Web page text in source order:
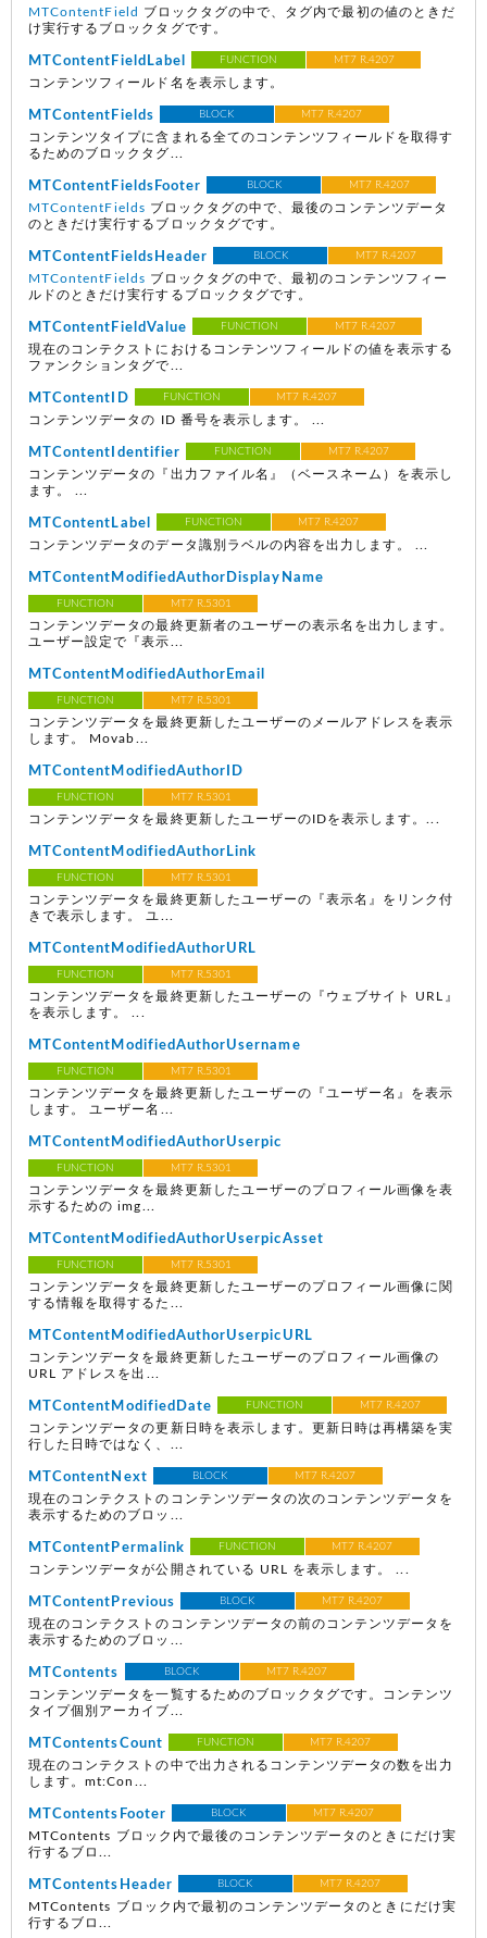
MTContentField
ブロックタグの中で、タグ内で最初の値のときだ
け実行するブロックタグです。
MTContentFieldLabel FUNCTION MT7 R.4207
コンテンツフィールド名を表示します。
MTContentFields BLOCK MT7 R.4207
コンテンツタイプに含まれる全てのコンテンツフィールドを取得す
るためのブロックタグ...
MTContentFieldsFooter BLOCK MT7 R.4207
MTContentFields ブロックタグの中で、最後のコンテンツデータ
のときだけ実行するブロックタグです。
MTContentFieldsHeader BLOCK MT7 R.4207
MTContentFields ブロックタグの中で、最初のコンテンツフィー
ルドのときだけ実行するブロックタグです。
MTContentFieldValue FUNCTION MT7 R.4207
現在のコンテクストにおけるコンテンツフィールドの値を表示する
ファンクションタグで...
MTContentID FUNCTION MT7 R.4207
コンテンツデータの ID 番号を表示します。 ...
MTContentIdentifier FUNCTION MT7 R.4207
コンテンツデータの『出力ファイル名』（ベースネーム）を表示し
ます。 ...
MTContentLabel FUNCTION MT7 R.4207
コンテンツデータのデータ識別ラベルの内容を出力します。 ...
MTContentModifiedAuthorDisplayName
FUNCTION MT7 R.5301
コンテンツデータの最終更新者のユーザーの表示名を出力します。
ユーザー設定で『表示...
MTContentModifiedAuthorEmail
FUNCTION MT7 R.5301
コンテンツデータを最終更新したユーザーのメールアドレスを表示
します。 Movab...
MTContentModifiedAuthorID
FUNCTION MT7 R.5301
コンテンツデータを最終更新したユーザーのIDを表示します。...
MTContentModifiedAuthorLink
FUNCTION MT7 R.5301
コンテンツデータを最終更新したユーザーの『表示名』をリンク付
きで表示します。 ユ...
MTContentModifiedAuthorURL
FUNCTION MT7 R.5301
コンテンツデータを最終更新したユーザーの『ウェブサイト URL』
を表示します。 ...
MTContentModifiedAuthorUsername
FUNCTION MT7 R.5301
コンテンツデータを最終更新したユーザーの『ユーザー名』を表示
します。 ユーザー名...
MTContentModifiedAuthorUserpic
FUNCTION MT7 R.5301
コンテンツデータを最終更新したユーザーのプロフィール画像を表
示するための img...
MTContentModifiedAuthorUserpicAsset
FUNCTION MT7 R.5301
コンテンツデータを最終更新したユーザーのプロフィール画像に関
する情報を取得するた...
MTContentModifiedAuthorUserpicURL
コンテンツデータを最終更新したユーザーのプロフィール画像の
URL アドレスを出...
MTContentModifiedDate FUNCTION MT7 R.4207
コンテンツデータの更新日時を表示します。更新日時は再構築を実
行した日時ではなく、...
MTContentNext BLOCK MT7 R.4207
現在のコンテクストのコンテンツデータの次のコンテンツデータを
表示するためのブロッ...
MTContentPermalink FUNCTION MT7 R.4207
コンテンツデータが公開されている URL を表示します。 ...
MTContentPrevious BLOCK MT7 R.4207
現在のコンテクストのコンテンツデータの前のコンテンツデータを
表示するためのブロッ...
MTContents BLOCK MT7 R.4207
コンテンツデータを一覧するためのブロックタグです。コンテンツ
タイプ個別アーカイブ...
MTContentsCount FUNCTION MT7 R.4207
現在のコンテクストの中で出力されるコンテンツデータの数を出力
します。mt:Con...
MTContentsFooter BLOCK MT7 R.4207
MTContents ブロック内で最後のコンテンツデータのときにだけ実
行するブロ...
MTContentsHeader BLOCK MT7 R.4207
MTContents ブロック内で最初のコンテンツデータのときにだけ実
行するブロ...